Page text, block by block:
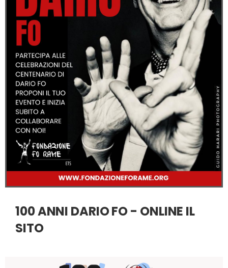
100 ANNI DARIO FO - ONLINE IL
SITO